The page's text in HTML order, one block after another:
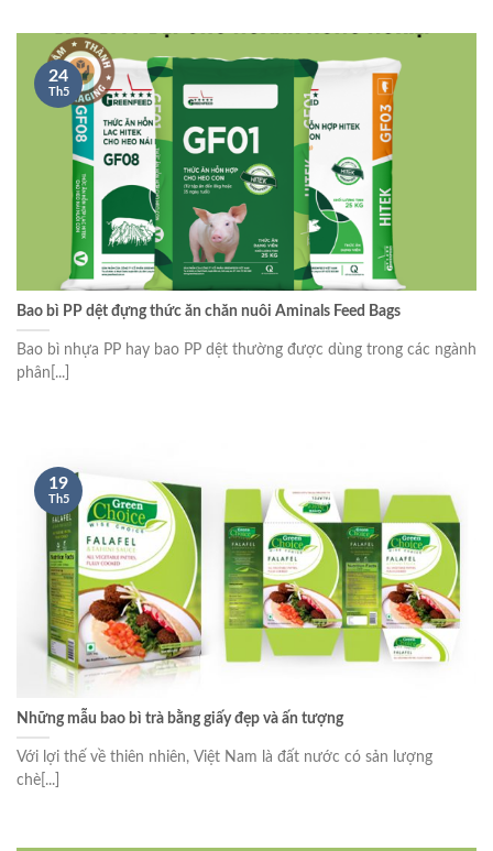
Bao bì PP dệt đựng thức ăn chăn nuôi Aminals Feed Bags
Bao bì nhựa PP hay bao PP dệt thường được dùng trong các ngành
phân[...]
24
Th5
Những mẫu bao bì trà bằng giấy đẹp và ấn tượng
Với lợi thế về thiên nhiên, Việt Nam là đất nước có sản lượng
chè[...]
19
Th5